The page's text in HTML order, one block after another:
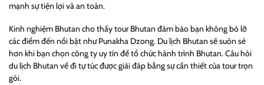
mạnh sự tiện lợi và an toàn.
Kinh nghiệm Bhutan cho thấy tour Bhutan đảm bảo bạn không bỏ lỡ
các điểm đến nổi bật như Punakha Dzong. Du lịch Bhutan sẽ suôn sẻ
hơn khi bạn chọn công ty uy tín để tổ chức hành trình Bhutan. Câu hỏi
du lịch Bhutan về đi tự túc được giải đáp bằng sự cần thiết của tour trọn
gói.